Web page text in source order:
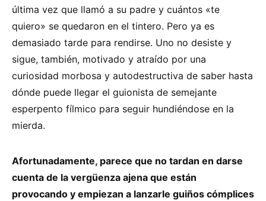
última vez que llamó a su padre y cuántos «te
quiero» se quedaron en el tintero. Pero ya es
demasiado tarde para rendirse. Uno no desiste y
sigue, también, motivado y atraído por una
curiosidad morbosa y autodestructiva de saber hasta
dónde puede llegar el guionista de semejante
esperpento fílmico para seguir hundiéndose en la
mierda.
Afortunadamente, parece que no tardan en darse
cuenta de la vergüenza ajena que están
provocando y empiezan a lanzarle guiños cómplices